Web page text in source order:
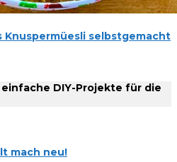
Knuspermüesli selbstgemacht
DIY-Projekte für die
mach neu!